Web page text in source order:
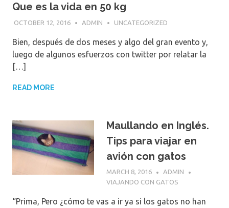
Que es la vida en 50 kg
OCTOBER 12, 2016 ADMIN UNCATEGORIZED
Bien, después de dos meses y algo del gran evento y,
luego de algunos esfuerzos con twitter por relatar la
[…]
READ MORE
Maullando en Inglés.
Tips para viajar en
avión con gatos
MARCH 8, 2016
ADMIN
VIAJANDO CON GATOS
“Prima, Pero ¿cómo te vas a ir ya si los gatos no han